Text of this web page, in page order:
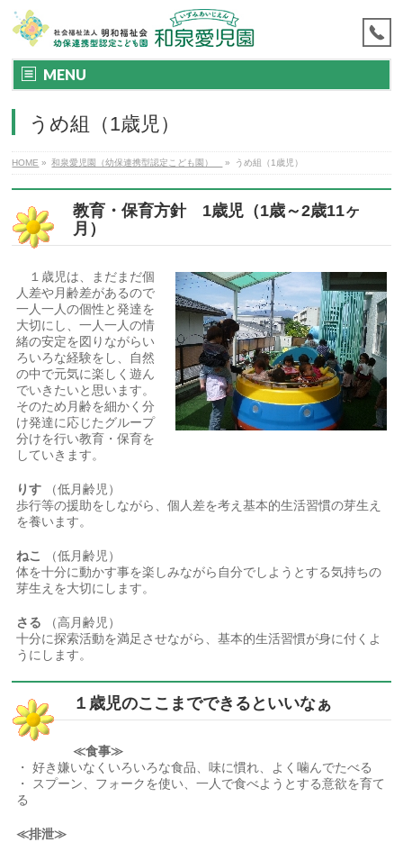
MENU
うめ組（1歳児）
HOME » 和泉愛児園（幼保連携型認定こども園） » うめ組（1歳児）
教育・保育方針 1歳児（1歳～2歳11ヶ
月）
１歳児は、まだまだ個
人差や月齢差があるので
一人一人の個性と発達を
大切にし、一人一人の情
緒の安定を図りながらい
ろいろな経験をし、自然
の中で元気に楽しく遊ん
でいきたいと思います。
そのため月齢を細かく分
け発達に応じたグループ
分けを行い教育・保育を
していきます。
りす （低月齢児）
歩行等の援助をしながら、個人差を考え基本的生活習慣の芽生え
を養います。
ねこ
（低月齢児）
体を十分に動かす事を楽しみながら自分でしようとする気持ちの
芽生えを大切にします。
さる （高月齢児）
十分に探索活動を満足させながら、基本的生活習慣が身に付くよ
うにします。
１歳児のここまでできるといいなぁ
≪食事≫
・ 好き嫌いなくいろいろな食品、味に慣れ、よく噛んでたべる
・ スプーン、フォークを使い、一人で食べようとする意欲を育て
る
≪排泄≫